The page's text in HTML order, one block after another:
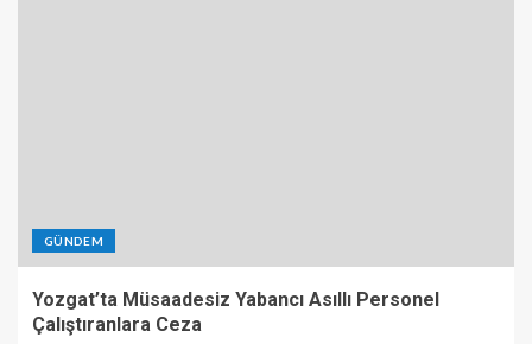
GÜNDEM
Yozgat’ta Müsaadesiz Yabancı Asıllı Personel
Çalıştıranlara Ceza